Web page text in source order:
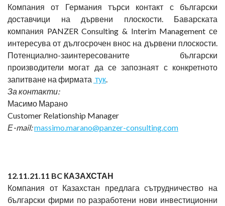
Компания от Германия търси контакт с български
доставчици на дървени плоскости. Баварската
компания PANZER Consulting & Interim Management се
интересува от дългосрочен внос на дървени плоскости.
Потенциално-заинтересованите български
производители могат да се запознаят с конкретното
запитване на фирмата тук.
За контакти:
Масимо Марано
Customer Relationship Manager
Е-mail:massimo.marano@panzer-consulting.com
12.11.21.11 BC КАЗАХСТАН
Компания от Казахстан предлага сътрудничество на
български фирми по разработени нови инвестиционни